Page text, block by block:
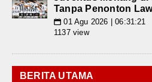
Tanpa Penonton
📅 01 Agu 2026 | 06:31:21
1137 view
BERITA UTAMA